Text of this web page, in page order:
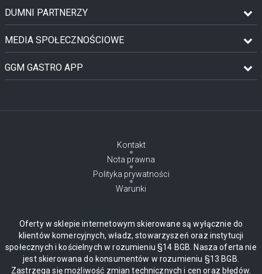
DUMNI PARTNERZY
MEDIA SPOŁECZNOŚCIOWE
GGM GASTRO APP
Kontakt
Nota prawna
Polityka prywatności
Warunki
Oferty w sklepie internetowym skierowane są wyłącznie do
klientów komercyjnych, władz, stowarzyszeń oraz instytucji
społecznych i kościelnych w rozumieniu §14 BGB. Nasza oferta nie
jest skierowana do konsumentów w rozumieniu §13 BGB.
Zastrzega się możliwość zmian technicznych i cen oraz błędów.